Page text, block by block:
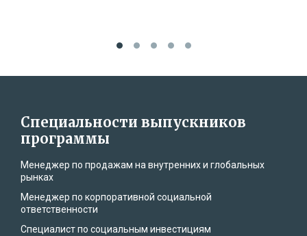
Специальности выпускников
программы
Менеджер по продажам на внутренних и глобальных
рынках
Менеджер по корпоративной социальной
ответственности
Специалист по социальным инвестициям